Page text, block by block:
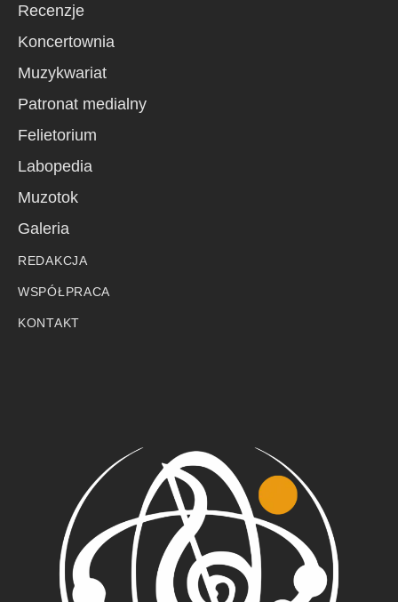
Recenzje
Koncertownia
Muzykwariat
Patronat medialny
Felietorium
Labopedia
Muzotok
Galeria
REDAKCJA
WSPÓŁPRACA
KONTAKT